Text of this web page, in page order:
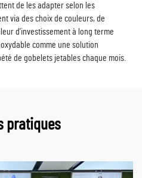
de les adapter selon les
via des choix de couleurs, de
d’investissement à long terme
comme une solution
de gobelets jetables chaque mois.
pratiques